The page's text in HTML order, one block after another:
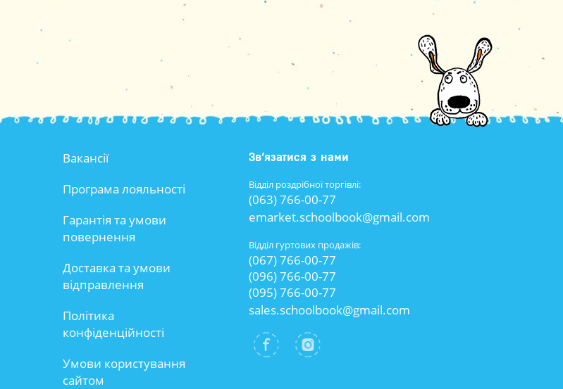
Вакансії
Програма лояльності
Гарантія та умови
повернення
Доставка та умови
відправлення
Політика
конфіденційності
Умови користування
сайтом
Зв’язатися з нами
Відділ роздрібної торгівлі:
(063) 766-00-77
emarket.schoolbook@gmail.com
Відділ гуртових продажів:
(067) 766-00-77
(096) 766-00-77
(095) 766-00-77
sales.schoolbook@gmail.com